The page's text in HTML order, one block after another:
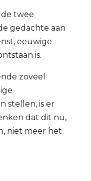
de twee
gedachte aan
eeuwige
is.
zoveel
stellen, is er
dat dit nu,
niet meer het